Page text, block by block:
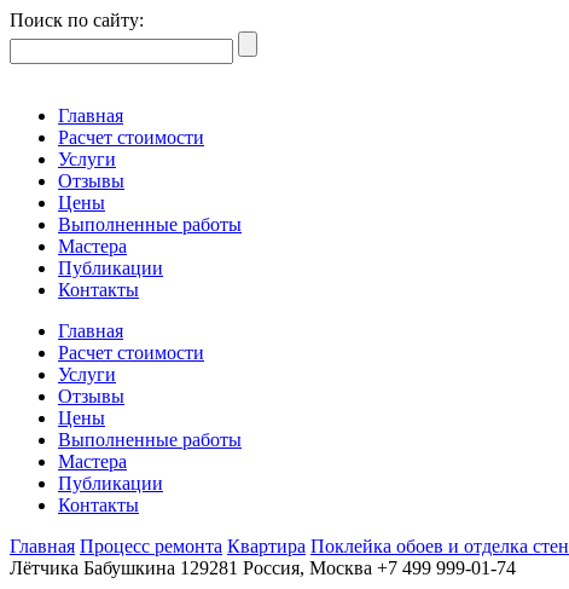
Поиск по сайту:
Главная
Расчет стоимости
Услуги
Отзывы
Цены
Выполненные работы
Мастера
Публикации
Контакты
Главная
Расчет стоимости
Услуги
Отзывы
Цены
Выполненные работы
Мастера
Публикации
Контакты
Главная Процесс ремонта Квартира Поклейка обоев и отделка стен
Лётчика Бабушкина 129281 Россия, Москва +7 499 999-01-74